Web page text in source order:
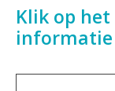
Klik op